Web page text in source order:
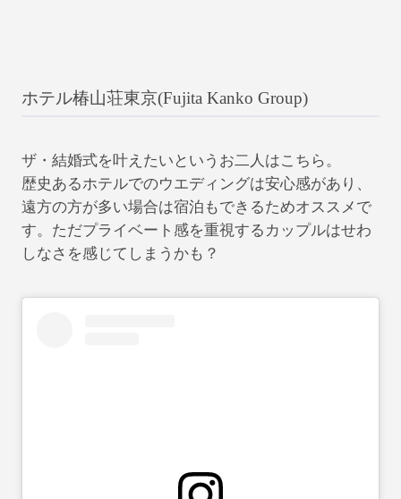
ホテル椿山荘東京(Fujita Kanko Group)
ザ・結婚式を叶えたいというお二人はこちら。
歴史あるホテルでのウエディングは安心感があり、
遠方の方が多い場合は宿泊もできるためオススメで
す。ただプライベート感を重視するカップルはせわ
しなさを感じてしまうかも？